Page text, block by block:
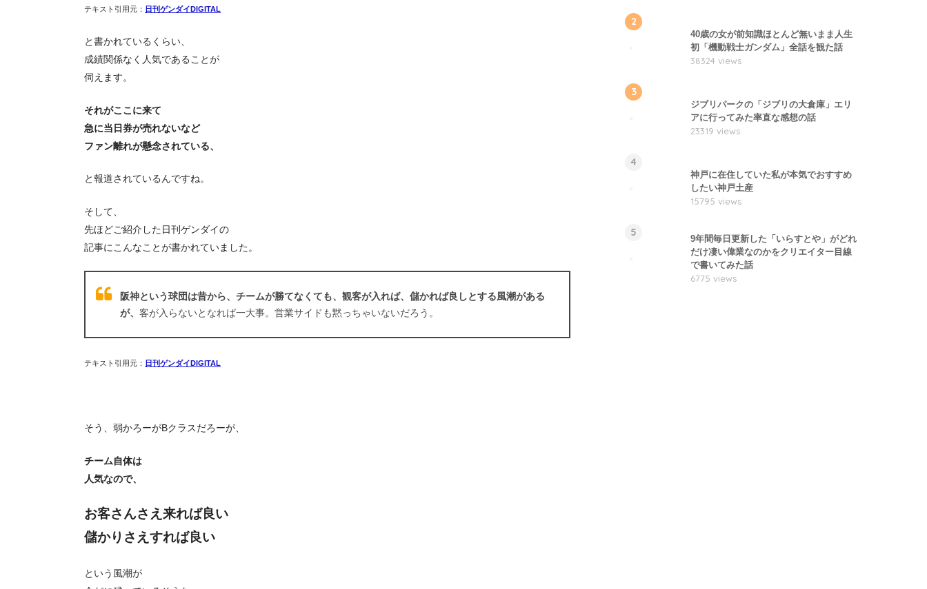
テキスト引用元： 日刊ゲンダイDIGITAL
と書かれているくらい、
成績関係なく人気であることが
伺えます。
それがここに来て
急に当日券が売れないなど
ファン離れが懸念されている、
と報道されているんですね。
そして、
先ほどご紹介した日刊ゲンダイの
記事にこんなことが書かれていました。
阪神という球団は昔から、チームが勝てなくても、観客が入れば、儲かれば良しとする風潮がある
が、 客が入らないとなれば一大事。営業サイドも黙っちゃいないだろう。
テキスト引用元： 日刊ゲンダイDIGITAL
そう、弱かろーがBクラスだろーが、
チーム自体は
人気なので、
お客さんさえ来れば良い
儲かりさえすれば良い
という風潮が
2
40歳の女が前知識ほとんど無いまま人生
初「機動戦士ガンダム」全話を観た話
38324 views
3
ジブリパークの「ジブリの大倉庫」エリ
アに行ってみた率直な感想の話
23319 views
4
神戸に在住していた私が本気でおすすめ
したい神戸土産
15795 views
5
9年間毎日更新した「いらすとや」がどれ
だけ凄い偉業なのかをクリエイター目線
で書いてみた話
6775 views